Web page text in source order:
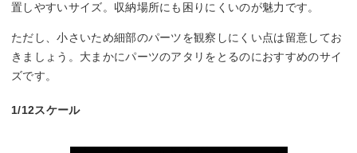
置しやすいサイズ。収納場所にも困りにくいのが魅力です。
ただし、小さいため細部のパーツを観察しにくい点は留意してお
きましょう。大まかにパーツのアタリをとるのにおすすめのサイ
ズです。
1/12スケール